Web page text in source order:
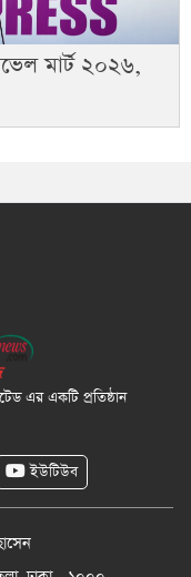
মার্ট ২০২৬,
এর একটি প্রতিষ্ঠান
ইউটিউব